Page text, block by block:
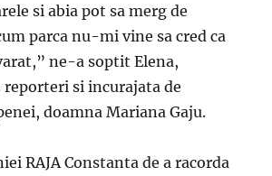
si abia pot sa merg de
parca nu-mi vine sa cred ca
ne-a soptit Elena,
si incurajata de
doamna Mariana Gaju.
RAJA Constanta de a racorda